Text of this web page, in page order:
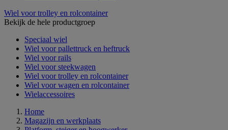
Wiel voor trolley en rolcontainer
Bekijk de hele productgroep
Speciaal wiel
Wiel voor pallettruck en heftruck
Wiel voor rails
Wiel voor steekwagen
Wiel voor trolley en rolcontainer
Wiel voor wagen en rolcontainer
Wielaccessoires
Home
Magazijn en werkplaats